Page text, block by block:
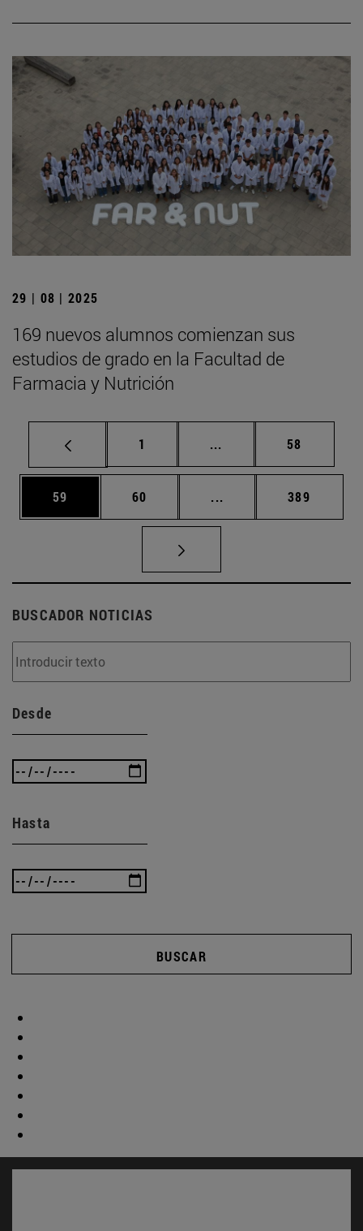
29 | 08 | 2025
169 nuevos alumnos comienzan sus
estudios de grado en la Facultad de
Farmacia y Nutrición
Página
1 ... Páginas intermedias
Página
58
Página
59 Página
60 ... Páginas intermedias
Página
389
BUSCADOR NOTICIAS
Desde
Hasta
BUSCAR